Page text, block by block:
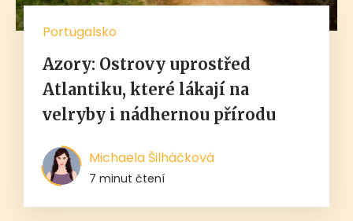
Portugalsko
Azory: Ostrovy uprostřed
Atlantiku, které lákají na
velryby i nádhernou přírodu
Michaela Šilháčková
7 minut čtení